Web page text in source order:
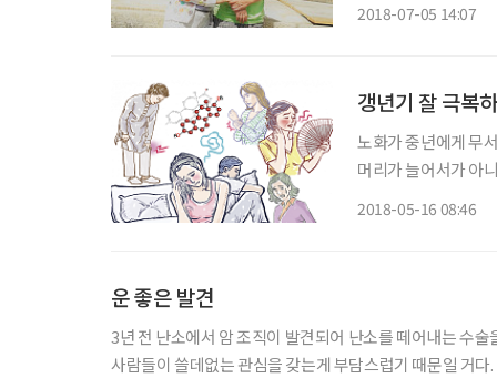
2018-07-05 14:07
갱년기 잘 극복
노화가 중년에게 무
머리가 늘어서가 아
2018-05-16 08:46
운 좋은 발견
3년 전 난소에서 암 조직이 발견되어 난소를 떼어내는 수
사람들이 쓸데없는 관심을 갖는게 부담스럽기 때문일 거